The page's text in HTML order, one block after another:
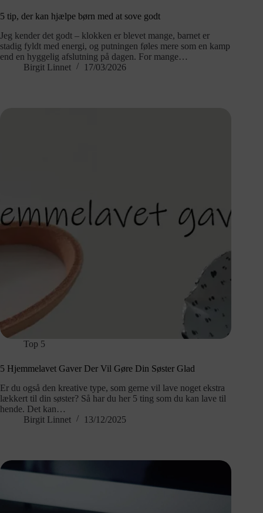
5 tip, der kan hjælpe børn med at sove godt
Jeg kender det godt – klokken er blevet mange, barnet er
stadig fyldt med energi, og putningen føles mere som en kamp
end en hyggelig afslutning på dagen. For mange…
Birgit Linnet
17/03/2026
Top 5
5 Hjemmelavet Gaver Der Vil Gøre Din Søster Glad
Er du også den kreative type, som gerne vil lave noget ekstra
lækkert til din søster? Så har du her 5 ting som du kan lave til
hende. Det kan…
Birgit Linnet
13/12/2025